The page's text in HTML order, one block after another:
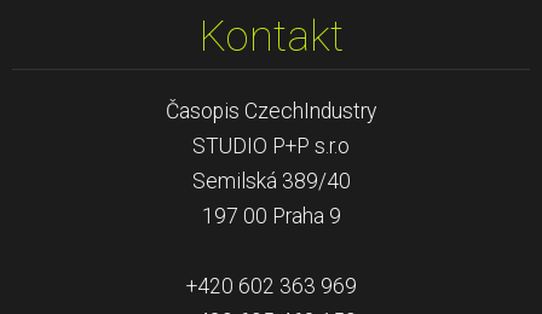
Kontakt
Časopis CzechIndustry
STUDIO P+P s.r.o
Semilská 389/40
197 00 Praha 9
+420 602 363 969